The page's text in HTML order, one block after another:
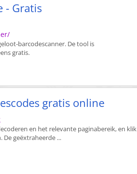
- Gratis
barcodescanner. De tool is
gratis.
gratis online
en het relevante paginabereik, en klik
De geëxtraheerde ...